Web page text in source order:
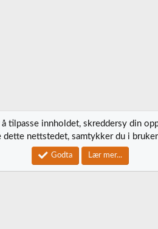
platform by XenForo ®
tilpasse innholdet, skreddersy din
nettstedet, samtykker du i
Godta Lær mer...